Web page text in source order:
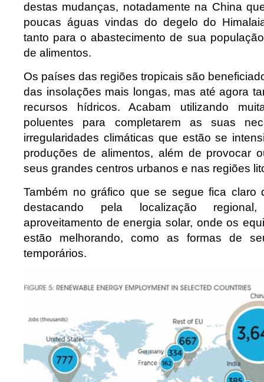
destas mudanças, notadamente na China
poucas águas vindas do degelo do
tanto para o abastecimento de sua
de alimentos.
Os países das regiões tropicais são
das insolações mais longas, mas até agora
recursos hídricos. Acabam utilizando
poluentes para completarem as suas
irregularidades climáticas que estão se
produções de alimentos, além de provocar
seus grandes centros urbanos e nas regiões
Também no gráfico que se segue fica claro
destacando pela localização
aproveitamento de energia solar, onde os
estão melhorando, como as formas de
temporários.